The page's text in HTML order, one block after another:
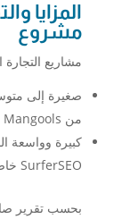
المزايا
مشروع
مشاريع التجارة
من Mangools لتحديد فرص الظهور المبكر.
SurferSEO خاصة عند تسويق منتجات وفئات متعددة.
بحسب تقرير